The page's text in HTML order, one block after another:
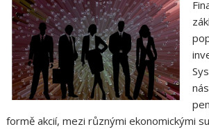
formě akcií, mezi různými ekonomickými